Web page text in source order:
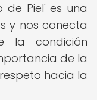
Piel' es una
y nos conecta
la condición
de la
hacia la